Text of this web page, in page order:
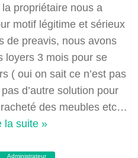
propriétaire nous a
motif légitime et sérieux
de preavis, nous avons
loyers 3 mois pour se
( oui on sait ce n’est pas
d’autre solution pour
des meubles etc…
la suite »
Administrateur